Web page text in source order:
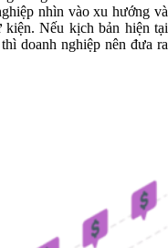
nhìn vào xu hướng và
kiện. Nếu kịch bản hiện tại
doanh nghiệp nên đưa ra